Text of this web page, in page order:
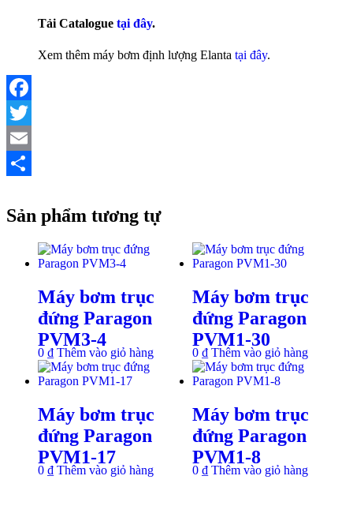
Tải Catalogue tại đây.
Xem thêm máy bơm định lượng Elanta tại đây.
Facebook
Twitter
Email
Sản phẩm tương tự
Máy bơm trục
đứng Paragon
PVM3-4
0 ₫ Thêm vào giỏ hàng
Máy bơm trục
đứng Paragon
PVM1-30
0 ₫ Thêm vào giỏ hàng
Máy bơm trục
đứng Paragon
PVM1-17
0 ₫ Thêm vào giỏ hàng
Máy bơm trục
đứng Paragon
PVM1-8
0 ₫ Thêm vào giỏ hàng